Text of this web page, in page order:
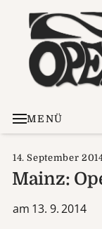
MENÜ
14. September
Mainz:
am 13. 9. 2014